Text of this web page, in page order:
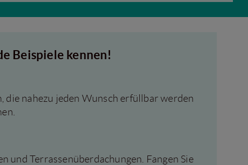
Beispiele kennen!
die nahezu jeden Wunsch erfüllbar werden
und Terrassenüberdachungen. Fangen Sie